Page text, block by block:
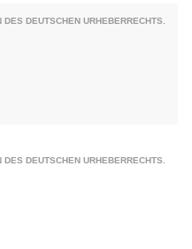
DEUTSCHEN URHEBERRECHTS.
DEUTSCHEN URHEBERRECHTS.